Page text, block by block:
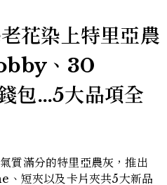
染上特里亞農
、30
包…5大品項全
滿分的特里亞農灰，推出
短夾以及卡片夾共5大新品